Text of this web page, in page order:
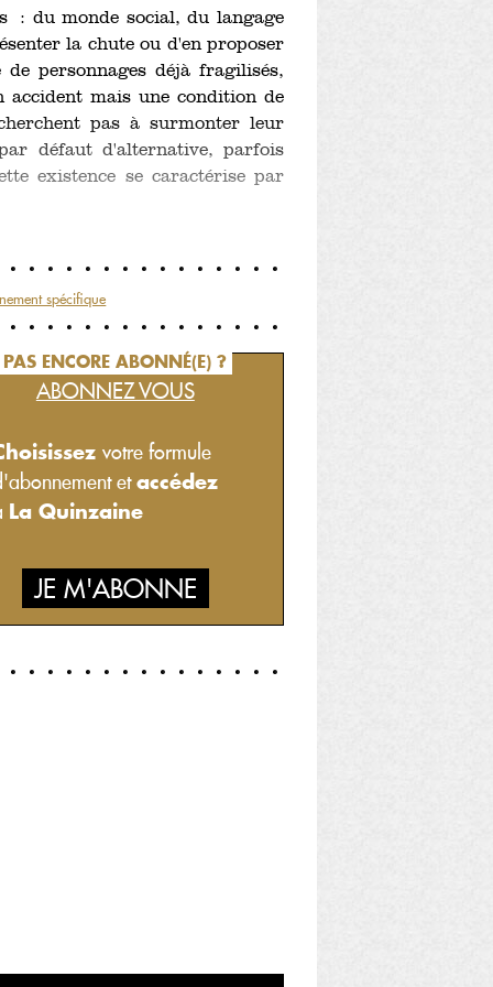
: du monde social, du langage
la chute ou d'en proposer
personnages déjà fragilisés,
mais une condition de
pas à surmonter leur
défaut d'alternative, parfois
existence se caractérise par
spécifique
PAS ENCORE ABONNÉ(E) ?
ABONNEZ VOUS
votre formule
etaccédez
La Quinzaine
JE M'ABONNE